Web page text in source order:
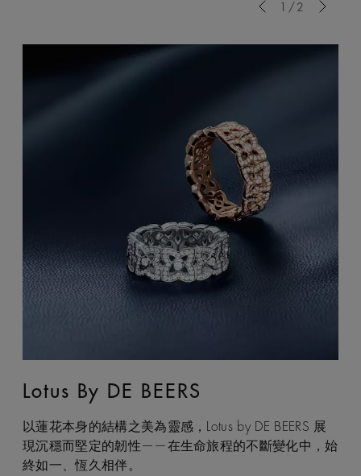
1/2
Lotus By DE BEERS
以蓮花本身的結構之美為靈感，Lotus by DE BEERS 展
現沉穩而堅定的韌性——在生命旅程的不斷變化中，始
終如一、恆久相伴。
Talisman
Talisman 系列巧妙融合鑽石原石與拋光鑽石的獨特感官
互動，體現了大地令人著迷的力量，成為代表守護和雙
重能量的現代象徵。